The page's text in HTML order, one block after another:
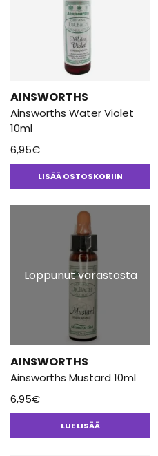
AINSWORTHS
Ainsworths Water Violet
10ml
6,95€
LISÄÄ OSTOSKORIIN
Loppunut varastosta
AINSWORTHS
Ainsworths Mustard 10ml
6,95€
LUE LISÄÄ